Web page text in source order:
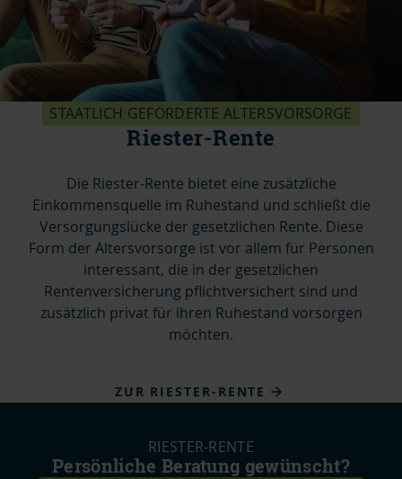
STAATLICH GEFÖRDERTE ALTERSVORSORGE
Riester-Rente
Die Riester-Rente bietet eine zusätzliche
Einkommensquelle im Ruhestand und schließt die
Versorgungslücke der gesetzlichen Rente. Diese
Form der Altersvorsorge ist vor allem für Personen
interessant, die in der gesetzlichen
Rentenversicherung pflichtversichert sind und
zusätzlich privat für ihren Ruhestand vorsorgen
möchten.
ZUR RIESTER-RENTE
RIESTER-RENTE
Persönliche Beratung gewünscht?